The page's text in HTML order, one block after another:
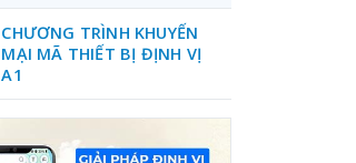
CHƯƠNG TRÌNH KHUYẾN
MẠI MÃ THIẾT BỊ ĐỊNH VỊ
A1